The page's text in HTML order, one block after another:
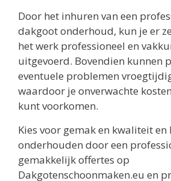
Door het inhuren van een
dakgoot onderhoud, kun je er
het werk professioneel en
uitgevoerd. Bovendien kunnen
eventuele problemen
waardoor je onverwachte
kunt voorkomen.
Kies voor gemak en kwaliteit
onderhouden door een
gemakkelijk offertes op
Dakgotenschoonmaken.eu en